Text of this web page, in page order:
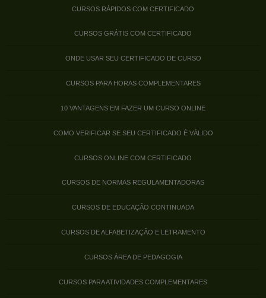
CURSOS RÁPIDOS COM CERTIFICADO
CURSOS GRÁTIS COM CERTIFICADO
ONDE USAR SEU CERTIFICADO DE CURSO
CURSOS PARA HORAS COMPLEMENTARES
10 VANTAGENS EM FAZER UM CURSO ONLINE
COMO VERIFICAR SE SEU CERTIFICADO É VÁLIDO
CURSOS ONLINE COM CERTIFICADO
CURSOS DE NORMAS REGULAMENTADORAS
CURSOS DE EDUCAÇÃO CONTINUADA
CURSOS DE ALFABETIZAÇÃO E LETRAMENTO
CURSOS ÁREA DE PEDAGOGIA
CURSOS PARA ATIVIDADES COMPLEMENTARES